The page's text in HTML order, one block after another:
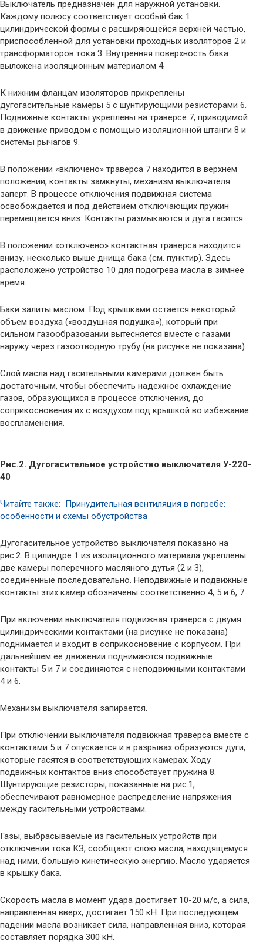
Выключатель предназначен для наружной установки.
Каждому полюсу соответствует особый бак 1
цилиндрической формы с расширяющейся верхней частью,
приспособленной для установки проходных изоляторов 2 и
трансформаторов тока 3. Внутренняя поверхность бака
выложена изоляционным материалом 4.
К нижним фланцам изоляторов прикреплены
дугогасительные камеры 5 с шунтирующими резисторами 6.
Подвижные контакты укреплены на траверсе 7, приводимой
в движение приводом с помощью изоляционной штанги 8 и
системы рычагов 9.
В положении «включено» траверса 7 находится в верхнем
положении, контакты замкнуты, механизм выключателя
заперт. В процессе отключения подвижная система
освобождается и под действием отключающих пружин
перемещается вниз. Контакты размыкаются и дуга гасится.
В положении «отключено» контактная траверса находится
внизу, несколько выше днища бака (см. пунктир). Здесь
расположено устройство 10 для подогрева масла в зимнее
время.
Баки залиты маслом. Под крышками остается некоторый
объем воздуха («воздушная подушка»), который при
сильном газообразовании вытесняется вместе с газами
наружу через газоотводную трубу (на рисунке не показана).
Слой масла над гасительными камерами должен быть
достаточным, чтобы обеспечить надежное охлаждение
газов, образующихся в процессе отключения, до
соприкосновения их с воздухом под крышкой во избежание
воспламенения.
Рис.2. Дугогасительное устройство выключателя У-220-
40
Читайте также: Принудительная вентиляция в погребе:
особенности и схемы обустройства
Дугогасительное устройство выключателя показано на
рис.2. В цилиндре 1 из изоляционного материала укреплены
две камеры поперечного масляного дутья (2 и 3),
соединенные последовательно. Неподвижные и подвижные
контакты этих камер обозначены соответственно 4, 5 и 6, 7.
При включении выключателя подвижная траверса с двумя
цилиндрическими контактами (на рисунке не показана)
поднимается и входит в соприкосновение с корпусом. При
дальнейшем ее движении поднимаются подвижные
контакты 5 и 7 и соединяются с неподвижными контактами
4 и 6.
Механизм выключателя запирается.
При отключении выключателя подвижная траверса вместе с
контактами 5 и 7 опускается и в разрывах образуются дуги,
которые гасятся в соответствующих камерах. Ходу
подвижных контактов вниз способствует пружина 8.
Шунтирующие резисторы, показанные на рис.1,
обеспечивают равномерное распределение напряжения
между гасительными устройствами.
Газы, выбрасываемые из гасительных устройств при
отключении тока КЗ, сообщают слою масла, находящемуся
над ними, большую кинетическую энергию. Масло ударяется
в крышку бака.
Скорость масла в момент удара достигает 10-20 м/с, а сила,
направленная вверх, достигает 150 кН. При последующем
падении масла возникает сила, направленная вниз, которая
составляет порядка 300 кН.